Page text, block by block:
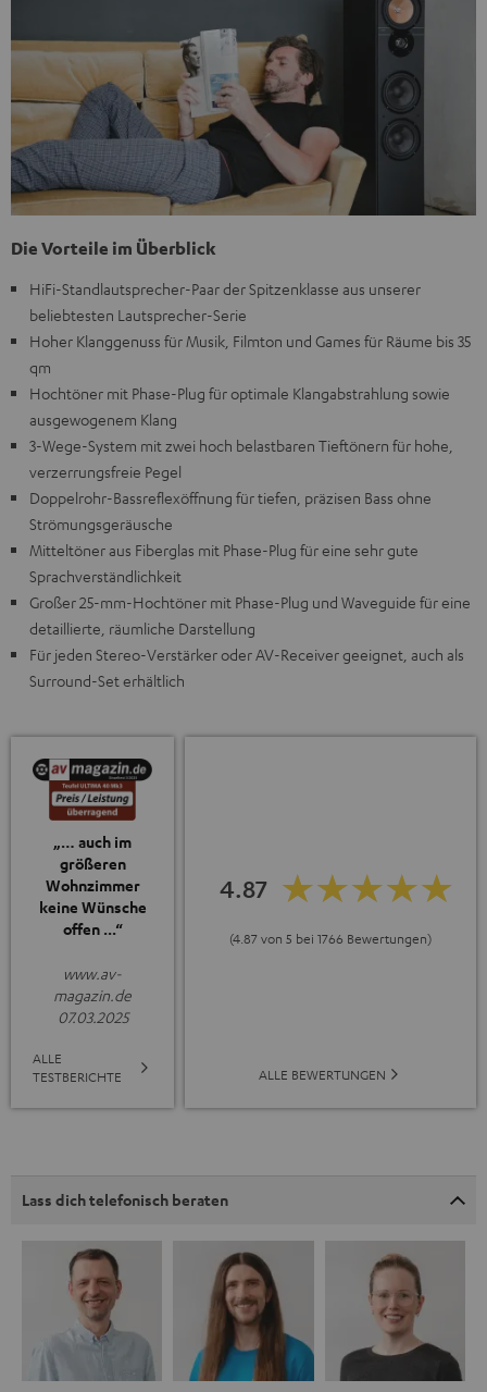
Die Vorteile im Überblick
HiFi-Standlautsprecher-Paar der Spitzenklasse aus unserer
beliebtesten Lautsprecher-Serie
Hoher Klanggenuss für Musik, Filmton und Games für Räume bis 35
qm
Hochtöner mit Phase-Plug für optimale Klangabstrahlung sowie
ausgewogenem Klang
3-Wege-System mit zwei hoch belastbaren Tieftönern für hohe,
verzerrungsfreie Pegel
Doppelrohr-Bassreflexöffnung für tiefen, präzisen Bass ohne
Strömungsgeräusche
Mitteltöner aus Fiberglas mit Phase-Plug für eine sehr gute
Sprachverständlichkeit
Großer 25-mm-Hochtöner mit Phase-Plug und Waveguide für eine
detaillierte, räumliche Darstellung
Für jeden Stereo-Verstärker oder AV-Receiver geeignet, auch als
Surround-Set erhältlich
„… auch im
größeren
Wohnzimmer
keine Wünsche
offen ...“
www.av-
magazin.de
07.03.2025
ALLE
TESTBERICHTE
4.87
(4.87 von 5 bei 1766 Bewertungen)
ALLE BEWERTUNGEN
Lass dich telefonisch beraten